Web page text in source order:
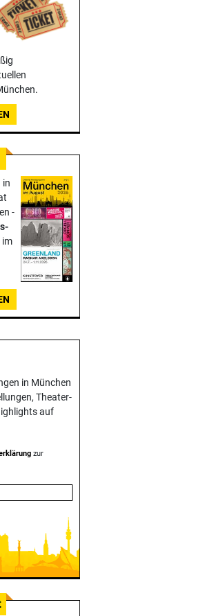
in
-
im
in München
Theater­
auf
zur